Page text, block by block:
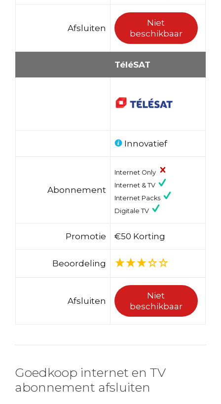
Afsluiten
Niet
beschikbaar
TéléSAT
Innovatief
Abonnement
Internet Only
Internet & TV
Internet Packs
Digitale TV
Promotie €50 Korting
Beoordeling
Afsluiten
Niet
beschikbaar
Goedkoop internet en TV
abonnement afsluiten